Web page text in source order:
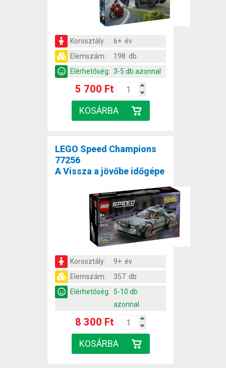
Korosztály:
6+ év
Elemszám:
198 db
Elérhetőség: 3-5 db azonnal
5 700 Ft
LEGO Speed Champions
77256
A Vissza a jövőbe időgépe
Korosztály:
9+ év
Elemszám:
357 db
Elérhetőség: 5-10 db
azonnal
8 300 Ft